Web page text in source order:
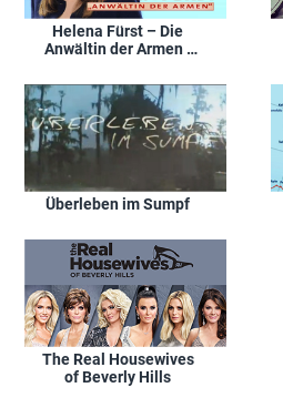
Helena Fürst – Die
Anwältin der Armen /
Leidenschaft
Überleben im Sumpf
The Real Housewives
of Beverly Hills